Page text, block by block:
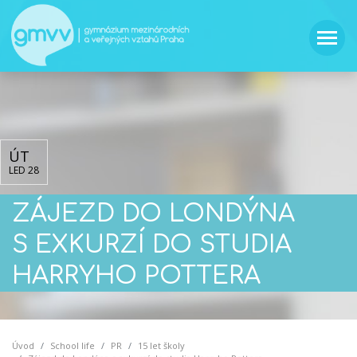
ÚT
LED 28
ZÁJEZD DO LONDÝNA
S EXKURZÍ DO STUDIA
HARRYHO POTTERA
Úvod School life PR
15 let školy